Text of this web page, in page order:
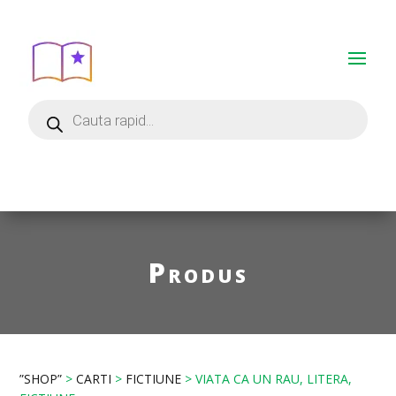
Produs
”SHOP” >CARTI > FICTIUNE > VIATA CA UN RAU, LITERA,